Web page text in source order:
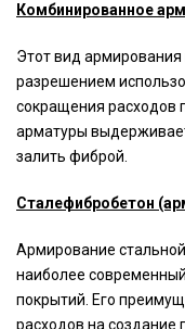
Комбинированное
Этот вид
разрешением
сокращения расходов
арматуры
залить фиброй.
Сталефибробетон
Армирование
наиболее
покрытий. Его
расходов на создание